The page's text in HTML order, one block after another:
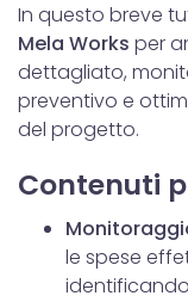
In questo breve
Mela Works per
dettagliato,
preventivo e
del progetto.
Contenuti
le spese